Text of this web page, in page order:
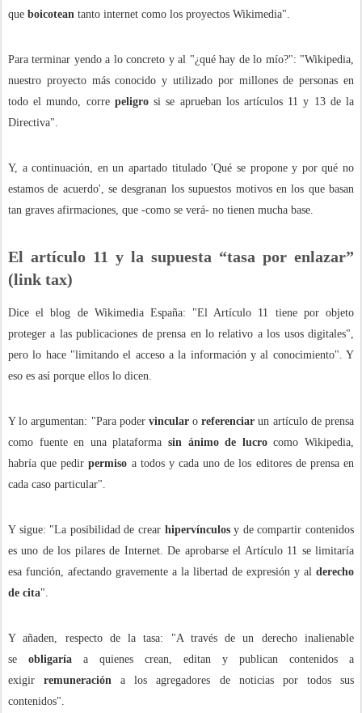
que boicotean tanto internet como los proyectos Wikimedia".
Para terminar yendo a lo concreto y al "¿qué hay de lo mío?": "Wikipedia,
nuestro proyecto más conocido y utilizado por millones de personas en
todo el mundo, correpeligrosi se aprueban los artículos 11 y 13 de la
Directiva".
Y, a continuación, en un apartado titulado 'Qué se propone y por qué no
estamos de acuerdo', se desgranan los supuestos motivos en los que basan
tan graves afirmaciones, que -como se verá- no tienen mucha base.
El artículo 11 y la supuesta “tasa por enlazar”
(link tax)
Dice el blog de Wikimedia España: "El Artículo 11 tiene por objeto
proteger a las publicaciones de prensa en lo relativo a los usos digitales",
pero lo hace "limitando el acceso a la información y al conocimiento". Y
eso es así porque ellos lo dicen.
Y lo argumentan: "Para podervincularoreferenciarun artículo de prensa
como fuente en una plataforma sin ánimo de lucrocomo Wikipedia,
habría que pedir permiso a todos y cada uno de los editores de prensa en
cada caso particular".
​Y sigue: "La posibilidad de crear hipervínculosy de compartir contenidos
es uno de los pilares de Internet. De aprobarse el Artículo 11 se limitaría
esa función, afectando gravemente a la libertad de expresión y al derecho
de cita".
Y añaden, respecto de la tasa: "A través de un derecho inalienable
se obligaría a quienes crean, editan y publican contenidos a
exigirremuneracióna los agregadores de noticias por todos sus
contenidos".